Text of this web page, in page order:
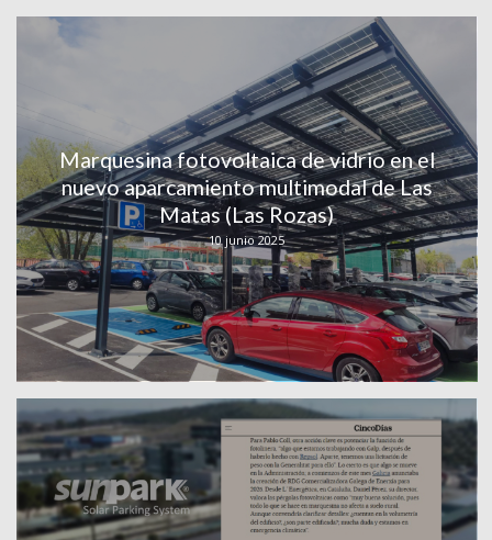
Marquesina fotovoltaica de vidrio en el
nuevo aparcamiento multimodal de Las
Matas (Las Rozas)
10 junio 2025